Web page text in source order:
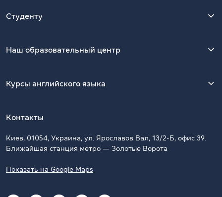
Студенту
Наш образовательный центр
Курсы английского языка
Контакты
Киев, 01054, Украина, ул. Ярославов Вал, 13/2-Б, офис 39.
Ближайшая станция метро — Золотые Ворота
Показать на Google Maps